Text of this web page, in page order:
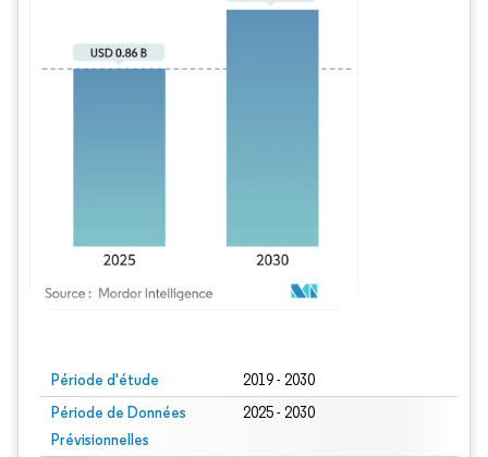
Période d'étude 2019 - 2030
Période de Données
Prévisionnelles
2025 - 2030